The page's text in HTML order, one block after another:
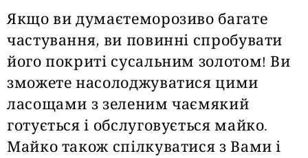
Якщо ви думаєтеморозиво багате
частування, ви повинні спробувати
його покриті сусальним золотом! Ви
зможете насолоджуватися цими
ласощами з зеленим чаємякий
готується і обслуговується майко.
Майко також спілкуватися з Вами і